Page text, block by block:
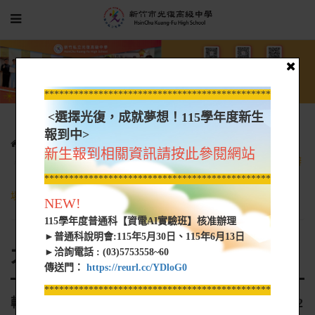
光復新聞
轉知 遠東科技大學冷凍空調與能源系擬於112年12月1日(五) 舉辦
『冷凍空調銅管創意造型競賽』及『水管造型與電線應用創意』二
場競賽
大學營隊資訊
轉知 遠東科技大學冷凍空調與能源系擬於112年12
*****************************************************
<選擇光復，成就夢想！115學年度新生
報到中>
新生報到相關資訊請按此參閱網站
*****************************************************
NEW!
115學年度普通科【資電AI實驗班】核准辦理
►普通科說明會:115年5月30日、115年6月13日
►洽詢電話 : (03)5753558~60
傳送門： https://reurl.cc/YDloG0
*****************************************************